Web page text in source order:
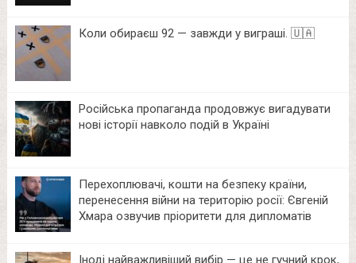
Коли обираєш 92 — завжди у виграші. 🇺🇦
Російська пропаганда продовжує вигадувати
нові історії навколо подій в Україні
Перехоплювачі, кошти на безпеку країни,
перенесення війни на територію росії: Євгеній
Хмара озвучив пріоритети для дипломатів